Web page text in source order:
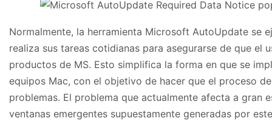
Normalmente, la herramienta Microsoft AutoUpdate se
realiza sus tareas cotidianas para asegurarse de que el
productos de MS. Esto simplifica la forma en que se
equipos Mac, con el objetivo de hacer que el proceso
problemas. El problema que actualmente afecta a gran
ventanas emergentes supuestamente generadas por